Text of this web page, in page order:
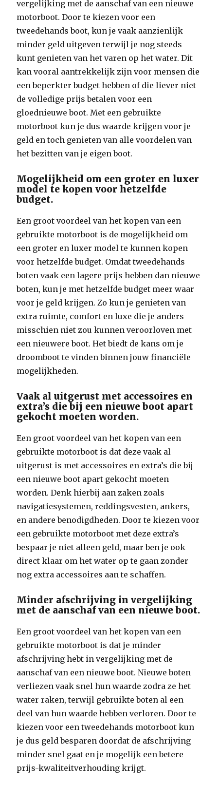
vergelijking met de aanschaf van een nieuwe
motorboot. Door te kiezen voor een
tweedehands boot, kun je vaak aanzienlijk
minder geld uitgeven terwijl je nog steeds
kunt genieten van het varen op het water. Dit
kan vooral aantrekkelijk zijn voor mensen die
een beperkter budget hebben of die liever niet
de volledige prijs betalen voor een
gloednieuwe boot. Met een gebruikte
motorboot kun je dus waarde krijgen voor je
geld en toch genieten van alle voordelen van
het bezitten van je eigen boot.
Mogelijkheid om een groter en luxer
model te kopen voor hetzelfde
budget.
Een groot voordeel van het kopen van een
gebruikte motorboot is de mogelijkheid om
een groter en luxer model te kunnen kopen
voor hetzelfde budget. Omdat tweedehands
boten vaak een lagere prijs hebben dan nieuwe
boten, kun je met hetzelfde budget meer waar
voor je geld krijgen. Zo kun je genieten van
extra ruimte, comfort en luxe die je anders
misschien niet zou kunnen veroorloven met
een nieuwere boot. Het biedt de kans om je
droomboot te vinden binnen jouw financiële
mogelijkheden.
Vaak al uitgerust met accessoires en
extra’s die bij een nieuwe boot apart
gekocht moeten worden.
Een groot voordeel van het kopen van een
gebruikte motorboot is dat deze vaak al
uitgerust is met accessoires en extra’s die bij
een nieuwe boot apart gekocht moeten
worden. Denk hierbij aan zaken zoals
navigatiesystemen, reddingsvesten, ankers,
en andere benodigdheden. Door te kiezen voor
een gebruikte motorboot met deze extra’s
bespaar je niet alleen geld, maar ben je ook
direct klaar om het water op te gaan zonder
nog extra accessoires aan te schaffen.
Minder afschrijving in vergelijking
met de aanschaf van een nieuwe boot.
Een groot voordeel van het kopen van een
gebruikte motorboot is dat je minder
afschrijving hebt in vergelijking met de
aanschaf van een nieuwe boot. Nieuwe boten
verliezen vaak snel hun waarde zodra ze het
water raken, terwijl gebruikte boten al een
deel van hun waarde hebben verloren. Door te
kiezen voor een tweedehands motorboot kun
je dus geld besparen doordat de afschrijving
minder snel gaat en je mogelijk een betere
prijs-kwaliteitverhouding krijgt.